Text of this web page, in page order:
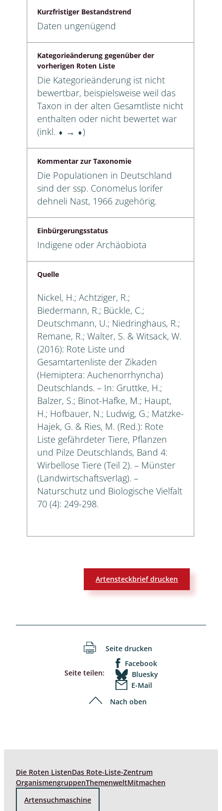
Kurzfristiger Bestandstrend
Daten ungenügend
Kategorieänderung gegenüber der
vorherigen Roten Liste
Die Kategorieänderung ist nicht
bewertbar, beispielsweise weil das
Taxon in der alten Gesamtliste nicht
enthalten oder nicht bewertet war
(inkl. ⬧ → ⬧)
Kommentar zur Taxonomie
Die Populationen in Deutschland
sind der ssp. Conomelus lorifer
dehneli Nast, 1966 zugehörig.
Einbürgerungsstatus
Indigene oder Archäobiota
Quelle
Nickel, H.; Achtziger, R.;
Biedermann, R.; Bückle, C.;
Deutschmann, U.; Niedringhaus, R.;
Remane, R.; Walter, S. & Witsack, W.
(2016): Rote Liste und
Gesamtartenliste der Zikaden
(Hemiptera: Auchenorrhyncha)
Deutschlands. – In: Gruttke, H.;
Balzer, S.; Binot-Hafke, M.; Haupt,
H.; Hofbauer, N.; Ludwig, G.; Matzke-
Hajek, G. & Ries, M. (Red.): Rote
Liste gefährdeter Tiere, Pflanzen
und Pilze Deutschlands, Band 4:
Wirbellose Tiere (Teil 2). – Münster
(Landwirtschaftsverlag). –
Naturschutz und Biologische Vielfalt
70 (4): 249-298.
Artensteckbrief drucken
Seite drucken
Seite teilen:
Facebook
Bluesky
E-Mail
Nach oben
Die Roten ListenDas Rote-Liste-Zentrum
OrganismengruppenThemenweltMitmachen
Artensuchmaschine